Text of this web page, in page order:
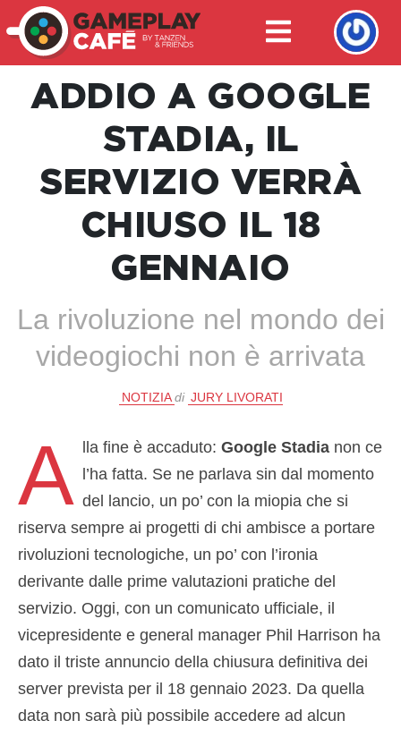
ADDIO A GOOGLE
STADIA, IL
SERVIZIO VERRÀ
CHIUSO IL 18
GENNAIO
La rivoluzione nel mondo dei
videogiochi non è arrivata
NOTIZIA di JURY LIVORATI
A lla fine è accaduto:Google Stadia non ce
l’ha fatta. Se ne parlava sin dal momento
del lancio, un po’ con la miopia che si
riserva sempre ai progetti di chi ambisce a portare
rivoluzioni tecnologiche, un po’ con l’ironia
derivante dalle prime valutazioni pratiche del
servizio. Oggi, con un comunicato ufficiale, il
vicepresidente e general manager Phil Harrison ha
dato il triste annuncio della chiusura definitiva dei
server prevista per il 18 gennaio 2023. Da quella
data non sarà più possibile accedere ad alcun